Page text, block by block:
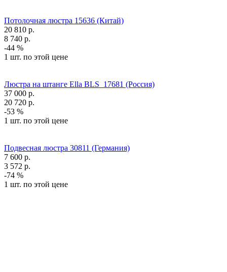
Потолочная люстра 15636 (Китай)
20 810 р.
8 740 р.
-44 %
1 шт. по этой цене
Люстра на штанге Ella BLS_17681 (Россия)
37 000 р.
20 720 р.
-53 %
1 шт. по этой цене
Подвесная люстра 30811 (Германия)
7 600 р.
3 572 р.
-74 %
1 шт. по этой цене